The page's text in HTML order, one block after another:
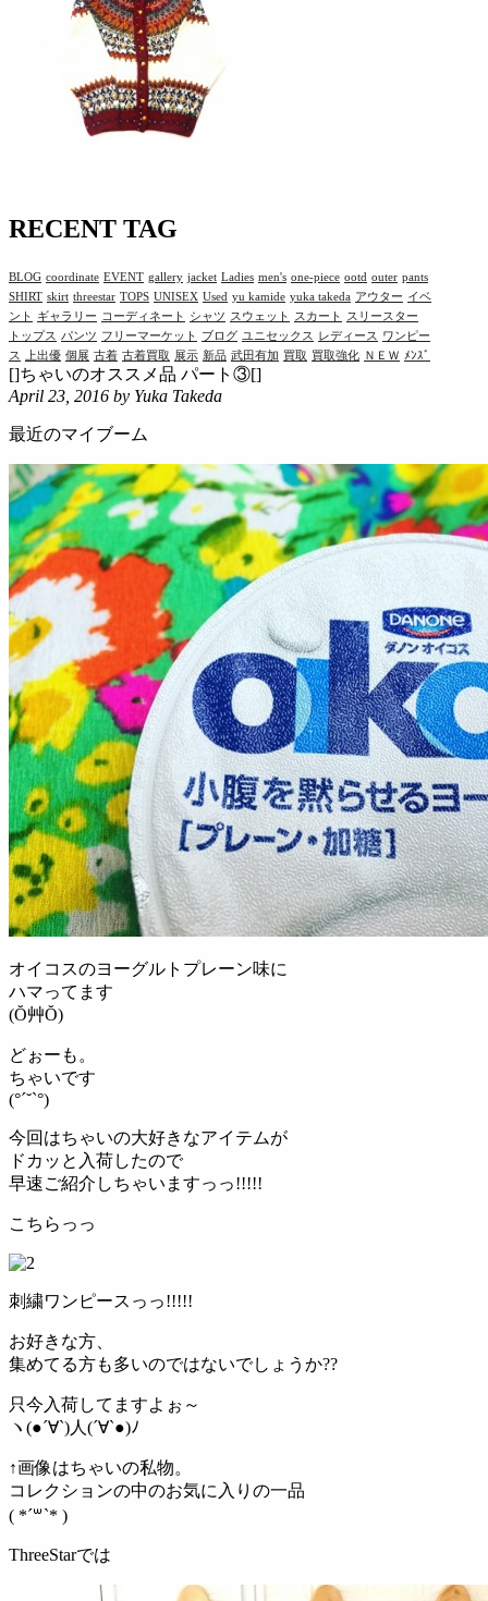
RECENT TAG
BLOG coordinate EVENT gallery jacket Ladies men's one-piece ootd outer pants
SHIRT skirt threestar TOPS UNISEX Used yu kamide yuka takeda アウター イベ
ント
ギャラリー コーディネート シャツ スウェット スカート
スリースター
トップス
パンツ フリーマーケット ブログ ユニセックス レディース
ワンピー
ス
上出優 個展 古着 古着買取 展示 新品 武田有加 買取 買取強化 ＮＥＷ ﾒﾝｽﾞ
[]ちゃいのオススメ品 パート③[]
April 23, 2016 by Yuka Takeda
最近のマイブーム
オイコスのヨーグルトプレーン味に
ハマってます
(Ŏ艸Ŏ)
どぉーも。
ちゃいです
(°´˘`°)
今回はちゃいの大好きなアイテムが
ドカッと入荷したので
早速ご紹介しちゃいますっっ!!!!!
こちらっっ
刺繍ワンピースっっ!!!!!
お好きな方、
集めてる方も多いのではないでしょうか??
只今入荷してますよぉ～
ヽ(●´∀`)人(´∀`●)ﾉ
↑画像はちゃいの私物。
コレクションの中のお気に入りの一品
( *´꒳`* )
ThreeStarでは